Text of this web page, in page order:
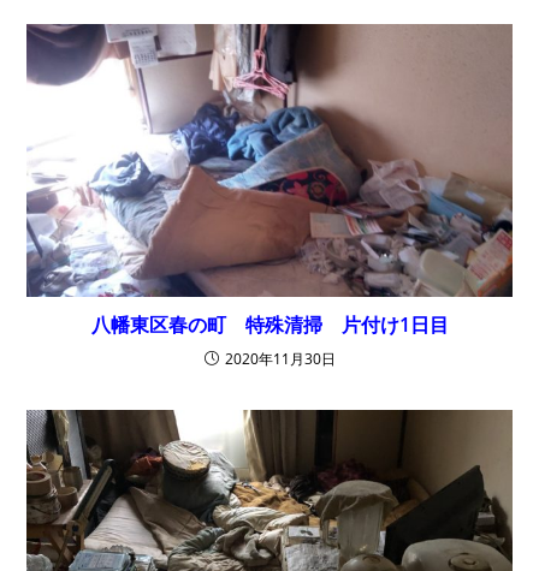
八幡東区春の町 特殊清掃 片付け1日目
2020年11月30日